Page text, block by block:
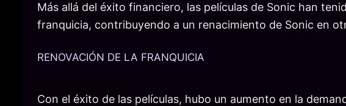
Más allá del éxito financiero, las películas de Sonic han
franquicia, contribuyendo a un renacimiento de Sonic en
RENOVACIÓN DE LA FRANQUICIA
Con el éxito de las películas, hubo un aumento en la